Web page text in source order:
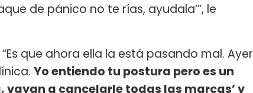
de pánico no te rías, ayudala’”, le
que ahora ella la está pasando mal. Ayer
Yo entiendo tu postura pero es un
a cancelarle todas las marcas’ y